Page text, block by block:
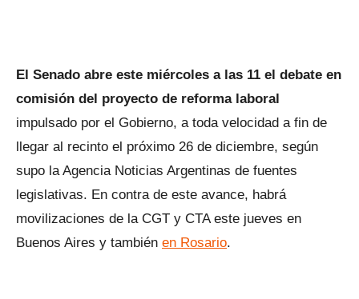
El Senado abre este miércoles a las 11 el debate en
comisión del proyecto de reforma laboral
impulsado por el Gobierno, a toda velocidad a fin de
llegar al recinto el próximo 26 de diciembre, según
supo la Agencia Noticias Argentinas de fuentes
legislativas. En contra de este avance, habrá
movilizaciones de la CGT y CTA este jueves en
Buenos Aires y también en Rosario.